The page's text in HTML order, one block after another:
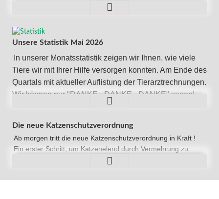
Futter und Leckereien für unsere Schützlinge gefüllt ist.
Unsere Statistik Mai 2026
In unserer Monatsstatistik zeigen wir Ihnen, wie viele
Tiere wir mit Ihrer Hilfe versorgen konnten. Am Ende des
Quartals mit aktueller Auflistung der Tierarztrechnungen.
Wir können nur "DANKE - DANKE - DANKE" sagen!
2026
Die neue Katzenschutzverordnung
Ab morgen tritt die neue Katzenschutzverordnung in Kraft !
Ein erster Schritt, um Katzenelend durch Vermehrung zu
Katzenschutzverordnung